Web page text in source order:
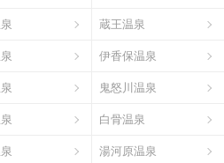
蔵王温泉
伊香保温泉
鬼怒川温泉
白骨温泉
湯河原温泉